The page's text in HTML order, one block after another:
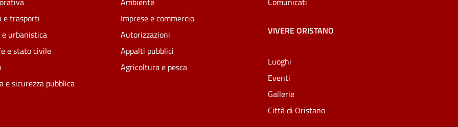
e trasporti
urbanistica
e stato civile
e sicurezza pubblica
Imprese e commercio
Autorizzazioni
Appalti pubblici
Agricoltura e pesca
VIVERE ORISTANO
Luoghi
Eventi
Gallerie
Città di Oristano